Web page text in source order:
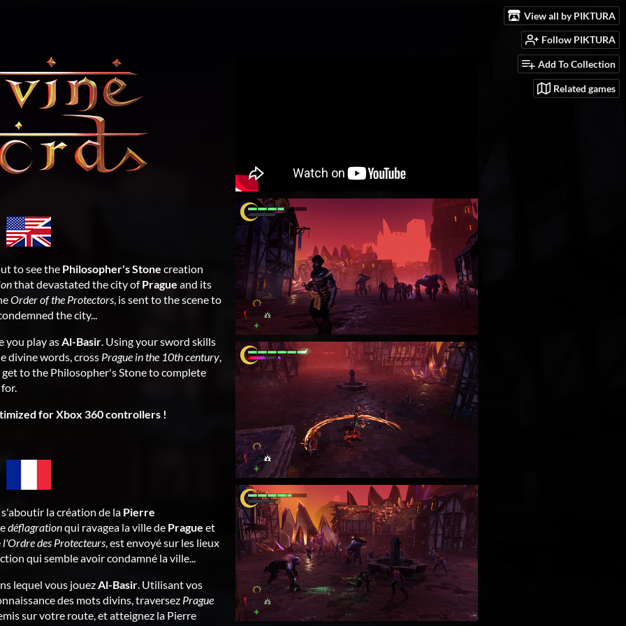
View all by PIKTURA
Follow PIKTURA
Add To Collection
Related games
to see the Philosopher's Stone creation
that devastated the city ofPrague and its
Order of the Protectors, is sent to the scene to
the city...
you play asAl-Basir. Using your sword skills
divine words, cross Prague in the 10th century,
to the Philosopher's Stone to complete
for Xbox 360 controllers !
la création de la Pierre
déflagrationqui ravagea la ville de Prague et
l'Ordre des Protecteurs, est envoyé sur les lieux
qui semble avoir condamné la ville...
lequel vous jouezAl-Basir. Utilisant vos
des mots divins, traversez Prague
sur votre route, et atteignez la Pierre